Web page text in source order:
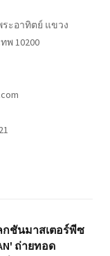
ะอาทิตย์ แขวง
พ 10200
ชันมาสเตอร์พีซ
ถ่ายทอด